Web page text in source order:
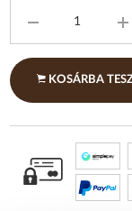
KOSÁRBA